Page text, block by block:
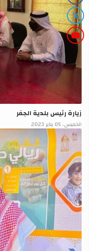
زيارة رئيس بلدية الجفر
الخميس، 05 يناير 2023